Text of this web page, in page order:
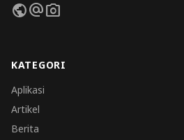
publicalternate_emailphoto_camera
KATEGORI
Aplikasi
Artikel
Berita